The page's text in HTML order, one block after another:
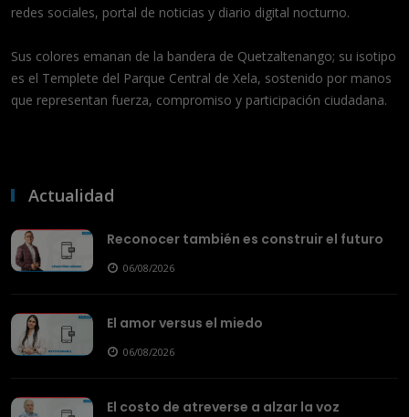
redes sociales, portal de noticias y diario digital nocturno.
Sus colores emanan de la bandera de Quetzaltenango; su isotipo
es el Templete del Parque Central de Xela, sostenido por manos
que representan fuerza, compromiso y participación ciudadana.
Actualidad
Reconocer también es construir el futuro
06/08/2026
El amor versus el miedo
06/08/2026
El costo de atreverse a alzar la voz